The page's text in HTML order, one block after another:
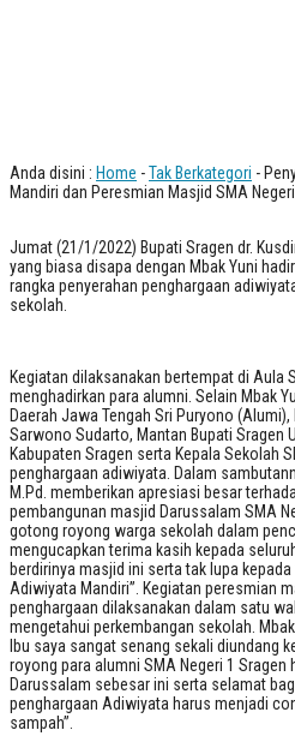
Anda disini : Home -Tak Berkategori -
Mandiri dan Peresmian Masjid SMA
Jumat (21/1/2022) Bupati Sragen dr.
yang biasa disapa dengan Mbak Yuni
rangka penyerahan penghargaan
sekolah.
Kegiatan dilaksanakan bertempat di Aula
menghadirkan para alumni. Selain Mbak
Daerah Jawa Tengah Sri Puryono (Alumi),
Sarwono Sudarto, Mantan Bupati Sragen
Kabupaten Sragen serta Kepala Sekolah
penghargaan adiwiyata. Dalam
M.Pd. memberikan apresiasi besar
pembangunan masjid Darussalam SMA
gotong royong warga sekolah dalam
mengucapkan terima kasih kepada
berdirinya masjid ini serta tak lupa
Adiwiyata Mandiri”. Kegiatan peresmian
penghargaan dilaksanakan dalam satu
mengetahui perkembangan sekolah.
Ibu saya sangat senang sekali diundang
royong para alumni SMA Negeri 1 Sragen
Darussalam sebesar ini serta selamat
penghargaan Adiwiyata harus menjadi
sampah”.